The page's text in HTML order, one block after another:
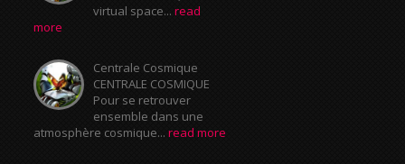
virtual space... read
more
Centrale Cosmique
CENTRALE COSMIQUE
Pour se retrouver
ensemble dans une
atmosphère cosmique... read more